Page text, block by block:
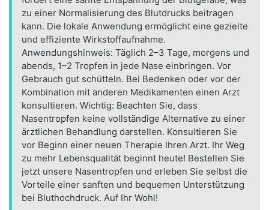
zu einer Normalisierung des Blutdrucks beitragen
kann. Die lokale Anwendung ermöglicht eine gezielte
und effiziente Wirkstoffaufnahme.
Anwendungshinweis: Täglich 2–3 Tage, morgens und
abends, 1–2 Tropfen in jede Nase einbringen. Vor
Gebrauch gut schütteln. Bei Bedenken oder vor der
Kombination mit anderen Medikamenten einen Arzt
konsultieren. Wichtig: Beachten Sie, dass
Nasentropfen keine vollständige Alternative zu einer
ärztlichen Behandlung darstellen. Konsultieren Sie
vor Beginn einer neuen Therapie Ihren Arzt. Ihr Weg
zu mehr Lebensqualität beginnt heute! Bestellen Sie
jetzt unsere Nasentropfen und erleben Sie selbst die
Vorteile einer sanften und bequemen Unterstützung
bei Bluthochdruck. Auf Ihr Wohl!